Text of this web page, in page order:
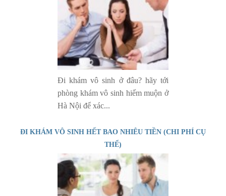
Đi khám vô sinh ở đâu? hãy tới
phòng khám vô sinh hiếm muộn ở
Hà Nội để xác...
ĐI KHÁM VÔ SINH HẾT BAO NHIÊU TIỀN (CHI PHÍ CỤ
THỂ)